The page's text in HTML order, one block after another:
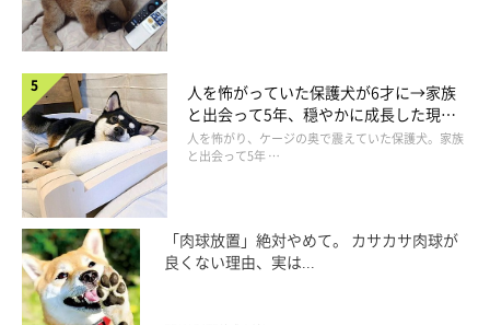
人を怖がっていた保護犬が6才に→家族
と出会って5年、穏やかに成長した現在
の姿にグッとくる
人を怖がり、ケージの奥で震えていた保護犬。家族
と出会って5年 …
「肉球放置」絶対やめて。 カサカサ肉球が
良くない理由、実は...